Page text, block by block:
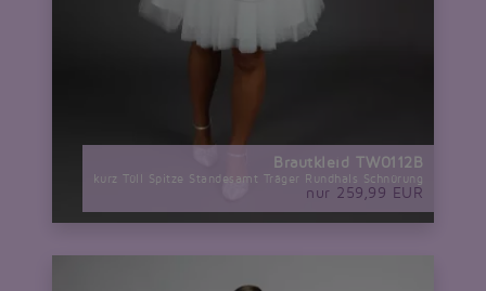
Brautkleid TW0112B
kurz Tüll Spitze Standesamt Träger Rundhals Schnürung
nur 259,99 EUR